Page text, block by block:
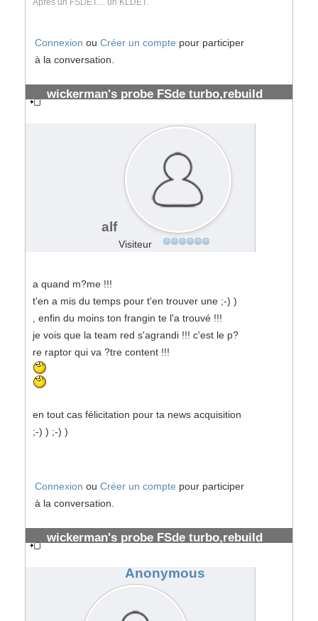
Connexion ou Créer un compte pour participer
à la conversation.
wickerman's probe FSde turbo,rebuild
alf
Visiteur
a quand m?me !!!
t'en a mis du temps pour t'en trouver une ;-) )
, enfin du moins ton frangin te l'a trouvé !!!
je vois que la team red s'agrandi !!! c'est le p?
re raptor qui va ?tre content !!!
en tout cas félicitation pour ta news acquisition
;-) ) ;-) )
Connexion ou Créer un compte pour participer
à la conversation.
wickerman's probe FSde turbo,rebuild
Anonymous